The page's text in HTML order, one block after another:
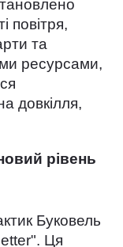
повітря,
та
ресурсами,
довкілля,
рівень
Буковель
Ця